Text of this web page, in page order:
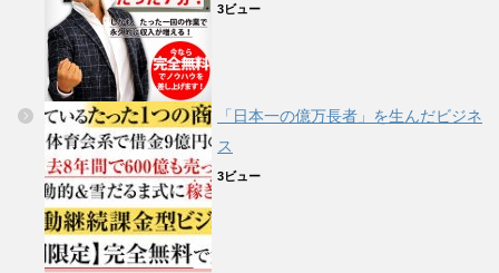
3ビュー
「日本一の億万長者」を生んだビジネ
ス
3ビュー